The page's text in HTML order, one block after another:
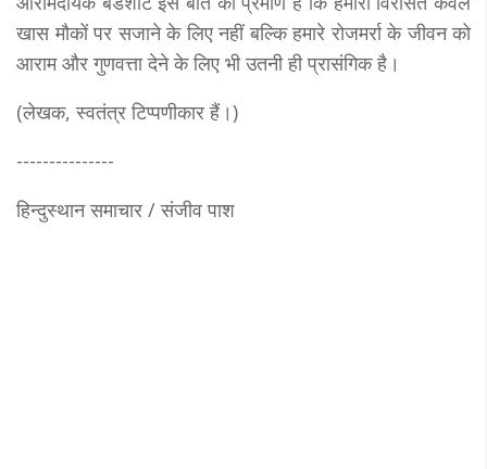
खास मौकों पर सजाने के लिए नहीं बल्कि हमारे रोजमर्रा के जीवन को
आराम और गुणवत्ता देने के लिए भी उतनी ही प्रासंगिक है।
(लेखक, स्वतंत्र टिप्पणीकार हैं।)
---------------
हिन्दुस्थान समाचार / संजीव पाश